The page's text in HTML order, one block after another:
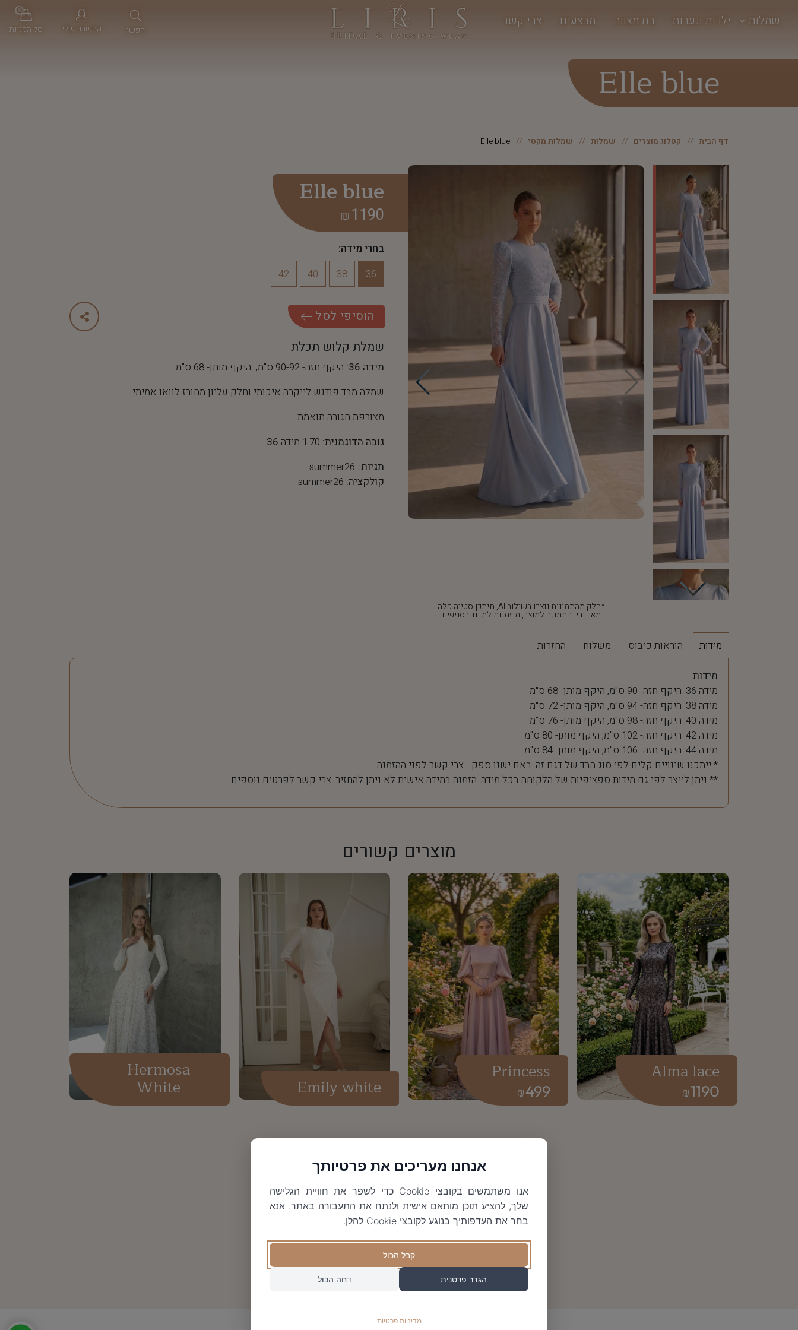
שמלות ילדות ונערות בת מצווה מבצעים צרי קשר
חפשי החשבון שלי סל הקניות
0
Elle blue
דף הבית קטלוג מוצרים שמלות שמלות מקסי Elle blue
*חלק מהתמונות נוצרו בשילוב AI, תיתכן סטייה קלה
מאוד בין התמונה למוצר, מוזמנות למדוד בסניפים
Elle blue
1190
₪
בחרי מידה:
36
38
40
42
הוסיפי לסל
שמלת קלוש תכלת
מידה 36:
היקף חזה- 90-92 ס"מ, היקף מותן- 68 ס"מ
שמלה מבד פודנש לייקרה איכותי וחלק עליון מחורז לוואו אמיתי
מצורפת חגורה תואמת
גובה הדוגמנית: 1.70 מידה
36
תגיות: summer26
קולקציה: summer26
מידות הוראות כיבוס משלוח החזרות
מידות
מידה 36: היקף חזה- 90 ס"מ, היקף מותן- 68 ס"מ
מידה 38: היקף חזה- 94 ס"מ, היקף מותן- 72 ס"מ
מידה 40: היקף חזה- 98 ס"מ, היקף מותן- 76 ס"מ
מידה 42: היקף חזה- 102 ס"מ, היקף מותן- 80 ס"מ
מידה 44: היקף חזה- 106 ס"מ, היקף מותן- 84 ס"מ
* ייתכנו שינויים קלים לפי סוג הבד של דגם זה. באם ישנו ספק - צרי קשר לפני ההזמנה.
** ניתן לייצר לפי גם מידות ספציפיות של הלקוחה בכל מידה. הזמנה במידה אישית לא ניתן להחזיר. צרי קשר לפרטים נוספים.
מוצרים קשורים
1190
₪
Alma lace
499
₪
Princess
Emily white
Hermosa
White
אנחנו מעריכים את פרטיותך
אנו משתמשים בקובצי Cookie כדי לשפר את חוויית הגלישה
שלך, להציע תוכן מותאם אישית ולנתח את התעבורה באתר. אנא
בחר את העדפותיך בנוגע לקובצי Cookie להלן.
קבל הכול
הגדר פרטנית דחה הכול
מדיניות פרטיות